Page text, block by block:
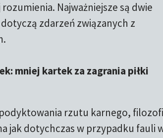
rozumienia. Najważniejsze są dwie
zdarzeń związanych z
mniej kartek za zagrania piłki
rzutu karnego,
jak dotychczas w przypadku fauli